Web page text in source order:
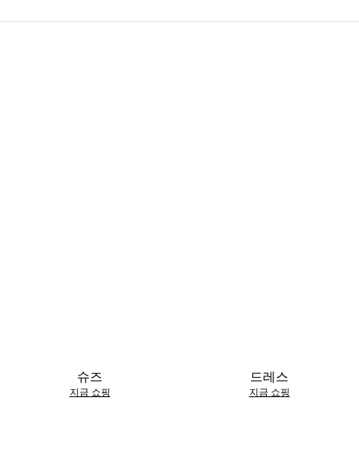
슈즈
지금 쇼핑
드레스
지금 쇼핑